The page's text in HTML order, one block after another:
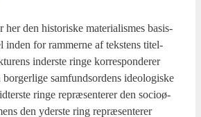
her den histo­ri­ske mate­ri­a­lis­mes basis-
inden for ram­mer­ne af tek­stens titel­
inder­ste rin­ge kor­re­spon­de­rer
sam­fundsor­dens ide­o­lo­gi­ske
rin­ge repræ­sen­te­rer den socioø­
den yder­ste ring repræ­sen­te­rer